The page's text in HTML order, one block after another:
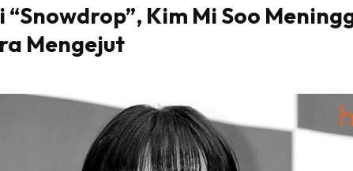
Tampil #1 on top dengan fashion
“Snowdrop”, Kim Mi Soo
Mengejut